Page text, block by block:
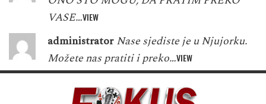
VASE…VIEW
administrator Nase sjediste je u Njujorku.
Možete nas pratiti i preko…VIEW